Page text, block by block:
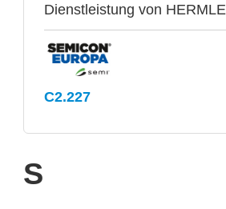
Dienstleistung von HERMLE
C2.227
S